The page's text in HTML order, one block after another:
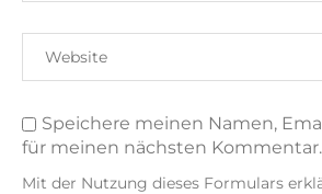
Speichere meinen Namen,
für meinen nächsten Kommentar.
Mit der Nutzung dieses Formulars